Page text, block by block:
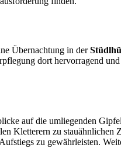
Übernachtung in der
dort hervorragend
auf die umliegenden
Kletterern zu stauähnlichen
zu gewährleisten.